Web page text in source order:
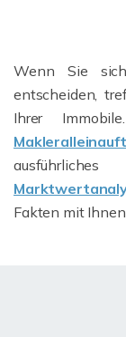
Wenn Sie
entscheiden,
Ihrer
Fakten mit